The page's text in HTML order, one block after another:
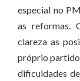
especial no
as reformas.
clareza as
próprio
dificuldades